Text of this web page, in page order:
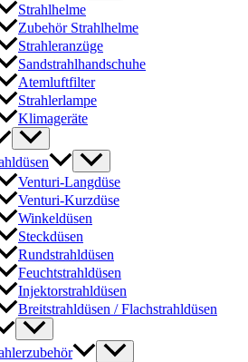
Strahlhelme
Zubehör Strahlhelme
Strahleranzüge
Sandstrahlhandschuhe
Atemluftfilter
Strahlerlampe
Klimageräte
Venturi-Langdüse
Venturi-Kurzdüse
Winkeldüsen
Steckdüsen
Rundstrahldüsen
Feuchtstrahldüsen
Injektorstrahldüsen
Breitstrahldüsen / Flachstrahldüsen